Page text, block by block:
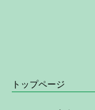
トップページ